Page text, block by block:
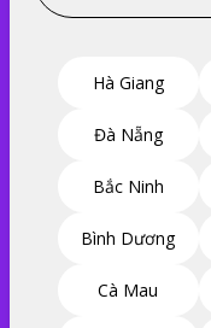
Hà Giang
Đà Nẵng
Bắc Ninh
Bình Dương
Cà Mau